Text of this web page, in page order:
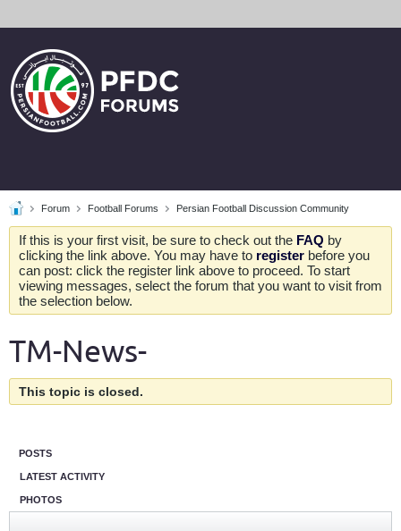
Forum Football Forums Persian Football Discussion Community
If this is your first visit, be sure to check out the FAQ by
clicking the link above. You may have to register before you
can post: click the register link above to proceed. To start
viewing messages, select the forum that you want to visit from
the selection below.
TM-News-
This topic is closed.
POSTS
LATEST ACTIVITY
PHOTOS